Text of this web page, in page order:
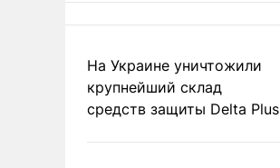
На Украине уничтожили
крупнейший склад
средств защиты Delta Plus